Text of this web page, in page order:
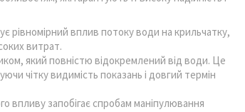
рівномірний вплив потоку води на крильчатку,
витрат.
який повністю відокремлений від води. Це
чітку видимість показань і довгий термін
впливу запобігає спробам маніпулювання